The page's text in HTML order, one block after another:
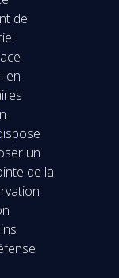
de
en
un
de la